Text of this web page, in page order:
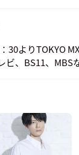
30よりTOKYO
、BS11、MBS